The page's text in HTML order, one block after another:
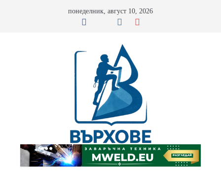
понеделник, август 10, 2026